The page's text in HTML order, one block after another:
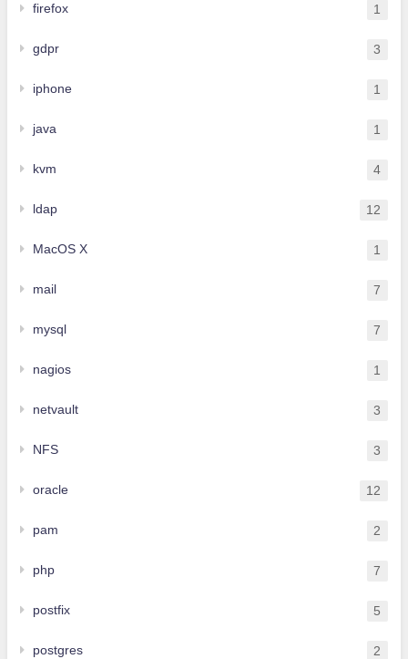
firefox 1
gdpr 3
iphone 1
java 1
kvm 4
ldap 12
MacOS X 1
mail 7
mysql 7
nagios 1
netvault 3
NFS 3
oracle 12
pam 2
php 7
postfix 5
postgres 2